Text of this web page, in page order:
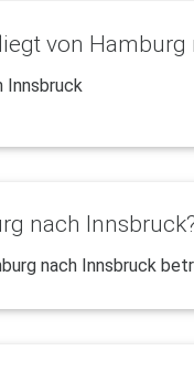
von Hamburg
Innsbruck
nach
nach Innsbruck